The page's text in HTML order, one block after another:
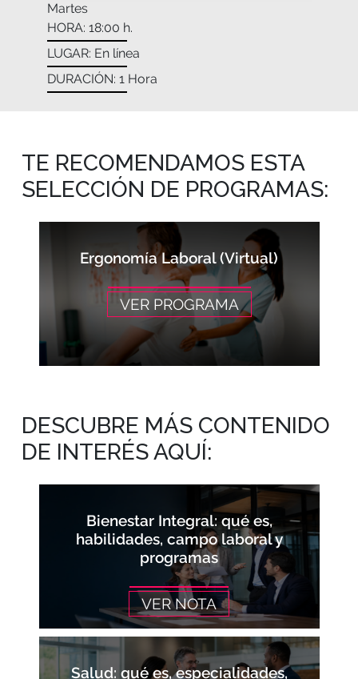
Martes
HORA: 18:00 h.
LUGAR: En línea
DURACIÓN: 1 Hora
TE RECOMENDAMOS ESTA
SELECCIÓN DE PROGRAMAS:
Ergonomía Laboral (Virtual)
VER PROGRAMA
DESCUBRE MÁS CONTENIDO
DE INTERÉS AQUÍ:
Bienestar Integral: qué es,
habilidades, campo laboral y
programas
VER NOTA
Salud: qué es, especialidades,